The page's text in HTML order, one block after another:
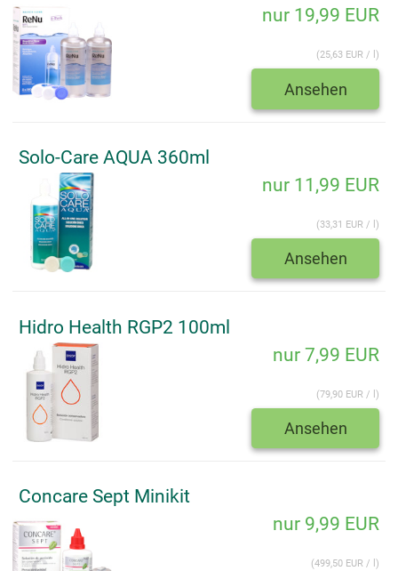
nur 19,99 EUR
(25,63 EUR / l)
Ansehen
Solo-Care AQUA 360ml
nur 11,99 EUR
(33,31 EUR / l)
Ansehen
Hidro Health RGP2 100ml
nur 7,99 EUR
(79,90 EUR / l)
Ansehen
Concare Sept Minikit
nur 9,99 EUR
(499,50 EUR / l)